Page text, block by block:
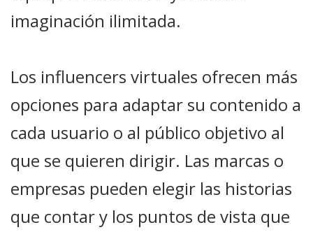
imaginación ilimitada.
Los influencers virtuales ofrecen más
opciones para adaptar su contenido a
cada usuario o al público objetivo al
que se quieren dirigir. Las marcas o
empresas pueden elegir las historias
que contar y los puntos de vista que